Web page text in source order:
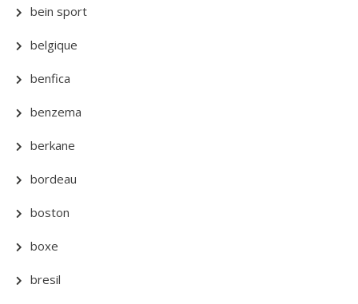
bein sport
belgique
benfica
benzema
berkane
bordeau
boston
boxe
bresil